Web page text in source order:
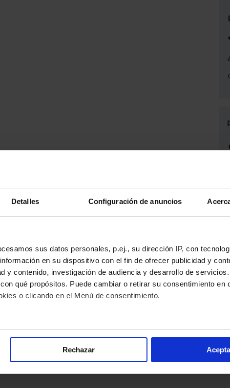
Detalles Configuración de anuncios
sus datos personales, p.ej., su dirección IP, con
en su dispositivo con el fin de ofrecer publicidad y
y contenido, investigación de audiencia y desarrollo de
qué propósitos. Puede cambiar o retirar su consentimiento en
o clicando en el Menú de consentimiento.
ubicación geográfica que puede tener una precisión de varios
Rechazar